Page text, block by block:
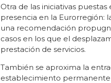
Otra de las iniciativas
presencia en la Eurorregión:
una recomendación
casos en los que el
prestación de servicios.
También se aproxima la
establecimiento permanente